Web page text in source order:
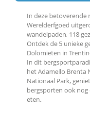
n
o
p
L
i
n
k
e
d
In deze betoverende
Werelderfgoed
wandelpaden, 118
Ontdek de 5 unieke
Dolomieten in
In dit
het Adamello Brenta
Nationaal Park,
bergsporten ook nog
eten.